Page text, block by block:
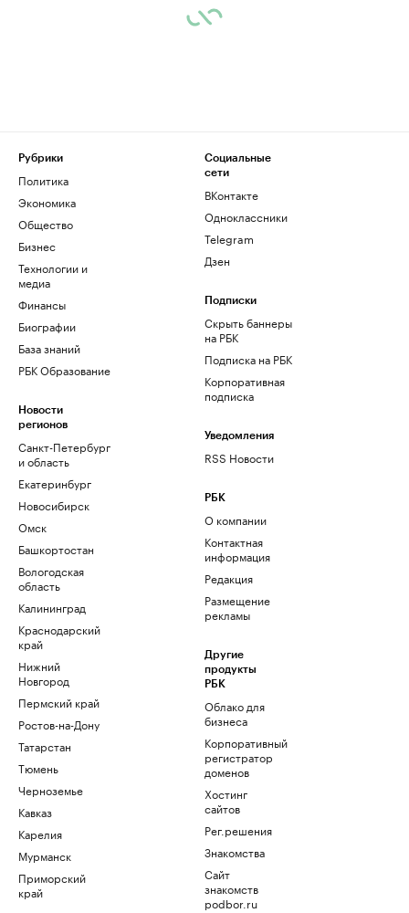
Рубрики
Политика
Экономика
Общество
Бизнес
Технологии и
медиа
Финансы
Биографии
База знаний
РБК Образование
Новости
регионов
Санкт-Петербург
и область
Екатеринбург
Новосибирск
Омск
Башкортостан
Вологодская
область
Калининград
Краснодарский
край
Нижний
Новгород
Пермский край
Ростов-на-Дону
Татарстан
Тюмень
Черноземье
Кавказ
Карелия
Мурманск
Приморский
край
Социальные
сети
ВКонтакте
Одноклассники
Telegram
Дзен
Подписки
Скрыть баннеры
на РБК
Подписка на РБК
Корпоративная
подписка
Уведомления
RSS Новости
РБК
О компании
Контактная
информация
Редакция
Размещение
рекламы
Другие
продукты
РБК
Облако для
бизнеса
Корпоративный
регистратор
доменов
Хостинг
сайтов
Рег.решения
Знакомства
Сайт
знакомств
podbor.ru